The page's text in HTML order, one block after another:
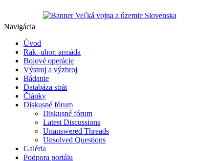
Navigácia
Úvod
Rak.-uhor. armáda
Bojové operácie
Výstroj a výzbroj
Bádanie
Databáza strát
Články
Diskusné fórum
Diskusné fórum
Latest Discussions
Unanswered Threads
Unsolved Questions
Galéria
Podpora portálu